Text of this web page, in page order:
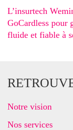
L’insurtech
GoCardless pour
fluide et fiable à
Notre vision
Nos services